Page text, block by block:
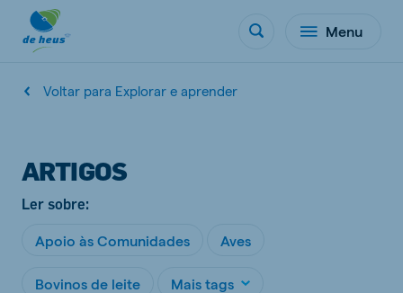
Menu
Voltar para Explorar e aprender
ARTIGOS
Ler sobre:
Apoio às Comunidades Aves
Bovinos de leite Mais tags